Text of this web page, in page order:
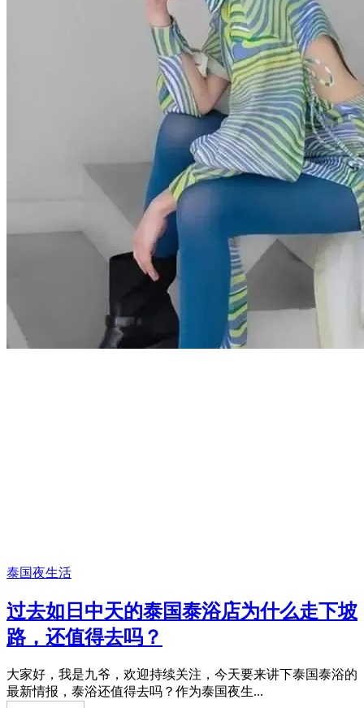
泰国夜生活
过去如日中天的泰国泰浴店为什么走下坡
路，还值得去吗？
大家好，我是九爷，欢迎持续关注，今天要来讲下泰国泰浴的
最新情报，泰浴还值得去吗？作为泰国夜生...